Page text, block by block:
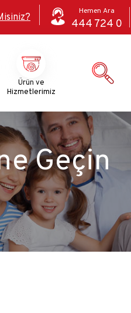
Hemen Ara
444 724 0
Ürün ve
Hizmetlerimiz
Geçin